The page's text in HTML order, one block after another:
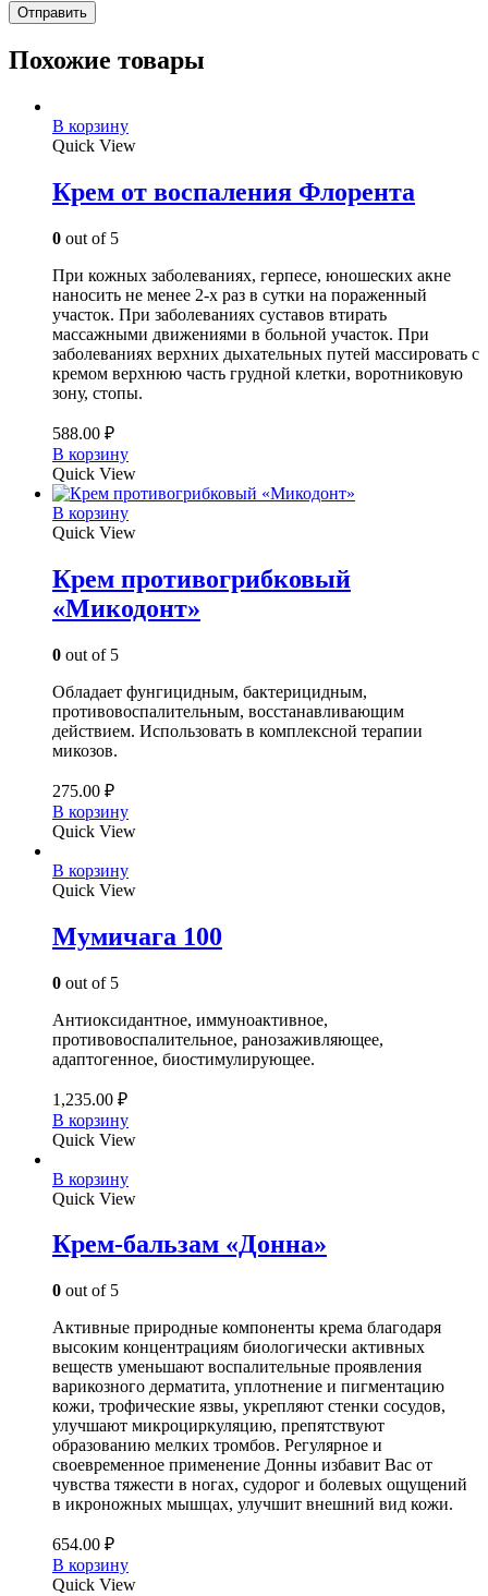
Похожие товары
В корзину
Quick View
Крем от воспаления Флорента
0 out of 5
При кожных заболеваниях, герпесе, юношеских акне
наносить не менее 2-х раз в сутки на пораженный
участок. При заболеваниях суставов втирать
массажными движениями в больной участок. При
заболеваниях верхних дыхательных путей массировать с
кремом верхнюю часть грудной клетки, воротниковую
зону, стопы.
588.00 ₽
В корзину
Quick View
В корзину
Quick View
Крем противогрибковый
«Микодонт»
0 out of 5
Обладает фунгицидным, бактерицидным,
противовоспалительным, восстанавливающим
действием. Использовать в комплексной терапии
микозов.
275.00 ₽
В корзину
Quick View
В корзину
Quick View
Мумичага 100
0 out of 5
Антиоксидантное, иммуноактивное,
противовоспалительное, ранозаживляющее,
адаптогенное, биостимулирующее.
1,235.00 ₽
В корзину
Quick View
В корзину
Quick View
Крем-бальзам «Донна»
0 out of 5
Активные природные компоненты крема благодаря
высоким концентрациям биологически активных
веществ уменьшают воспалительные проявления
варикозного дерматита, уплотнение и пигментацию
кожи, трофические язвы, укрепляют стенки сосудов,
улучшают микроциркуляцию, препятствуют
образованию мелких тромбов. Регулярное и
своевременное применение Донны избавит Вас от
чувства тяжести в ногах, судорог и болевых ощущений
в икроножных мышцах, улучшит внешний вид кожи.
654.00 ₽
В корзину
Quick View